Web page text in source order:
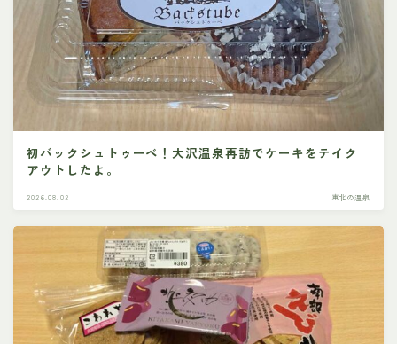
初バックシュトゥーベ！大沢温泉再訪でケーキをテイク
アウトしたよ。
2026.08.02 東北の温泉